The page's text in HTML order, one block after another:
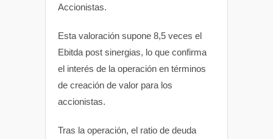
Accionistas.
Esta valoración supone 8,5 veces el
Ebitda post sinergias, lo que confirma
el interés de la operación en términos
de creación de valor para los
accionistas.
Tras la operación, el ratio de deuda